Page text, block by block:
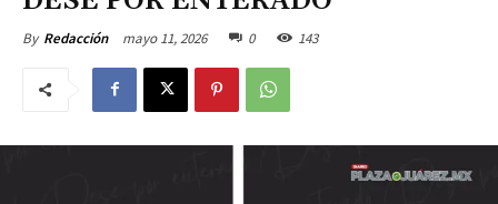
By Redacción mayo 11, 2026 0 143